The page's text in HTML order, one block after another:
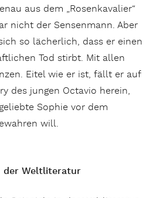
aus dem „Rosenkavalier“
nicht der Sensenmann. Aber
so lächerlich, dass er einen
Tod stirbt. Mit allen
Eitel wie er ist, fällt er auf
des jungen Octavio herein,
Sophie vor dem
will.
der Weltliteratur